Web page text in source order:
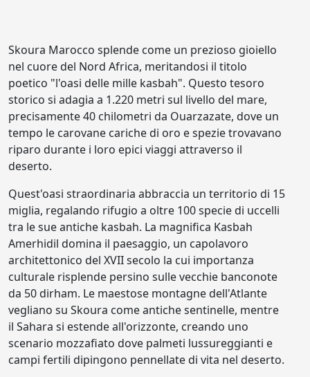
Skoura Marocco splende come un prezioso gioiello
nel cuore del Nord Africa, meritandosi il titolo
poetico "l'oasi delle mille kasbah". Questo tesoro
storico si adagia a 1.220 metri sul livello del mare,
precisamente 40 chilometri da Ouarzazate, dove un
tempo le carovane cariche di oro e spezie trovavano
riparo durante i loro epici viaggi attraverso il
deserto.
Quest'oasi straordinaria abbraccia un territorio di 15
miglia, regalando rifugio a oltre 100 specie di uccelli
tra le sue antiche kasbah. La magnifica Kasbah
Amerhidil domina il paesaggio, un capolavoro
architettonico del XVII secolo la cui importanza
culturale risplende persino sulle vecchie banconote
da 50 dirham. Le maestose montagne dell'Atlante
vegliano su Skoura come antiche sentinelle, mentre
il Sahara si estende all'orizzonte, creando uno
scenario mozzafiato dove palmeti lussureggianti e
campi fertili dipingono pennellate di vita nel deserto.